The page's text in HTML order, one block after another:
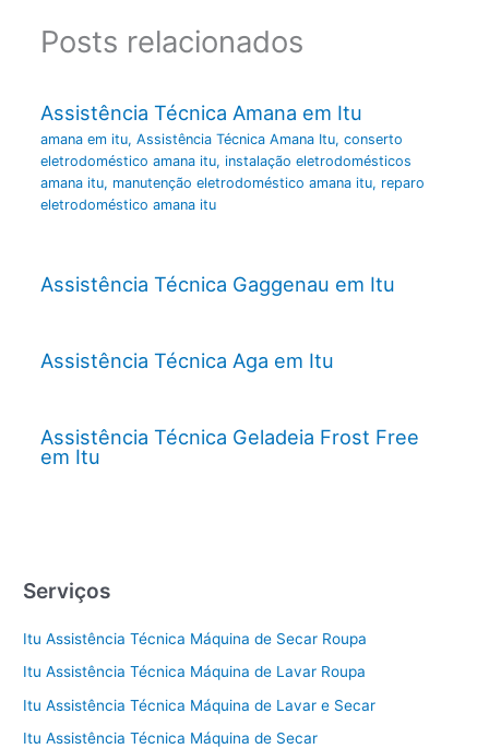
Posts relacionados
Assistência Técnica Amana em Itu
amana em itu, Assistência Técnica Amana Itu, conserto
eletrodoméstico amana itu, instalação eletrodomésticos
amana itu, manutenção eletrodoméstico amana itu, reparo
eletrodoméstico amana itu
Assistência Técnica Gaggenau em Itu
Assistência Técnica Aga em Itu
Assistência Técnica Geladeia Frost Free
em Itu
Serviços
Itu Assistência Técnica Máquina de Secar Roupa
Itu Assistência Técnica Máquina de Lavar Roupa
Itu Assistência Técnica Máquina de Lavar e Secar
Itu Assistência Técnica Máquina de Secar